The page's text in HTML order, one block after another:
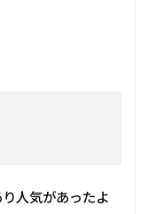
人気があったよ